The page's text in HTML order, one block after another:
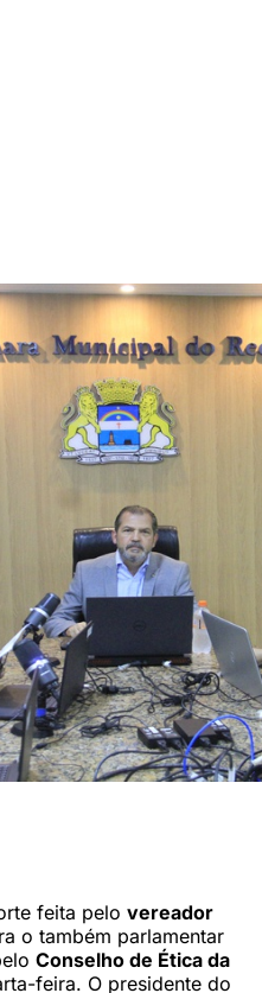
feita pelo vereador
o também parlamentar
Conselho de Ética da
feira. O presidente do